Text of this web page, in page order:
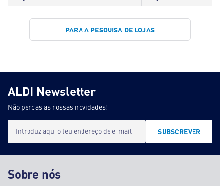
PARA A PESQUISA DE LOJAS
ALDI Newsletter
Não percas as nossas novidades!
Introduz aqui o teu endereço de e-mail SUBSCREVER
Sobre nós